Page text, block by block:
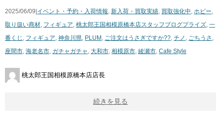
2025/06/09|イベント・予約・入荷情報 新入荷・買取実績 買取強化中 ホビー
取り扱い商材 フィギュア 桃太郎王国相模原橋本店スタッフブログプライズ 一
番くじ
フィギュア 神奈川県 PLUM ご注文はうさぎですか?? チノ ごちうさ
座間市 海老名市 ガチャガチャ 大和市 相模原市 綾瀬市 Cafe Style
桃太郎王国相模原橋本店店長
続きを見る